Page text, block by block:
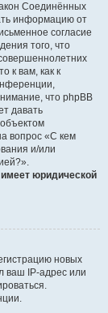
Соединённых
информацию от
согласие
того, что
к вам, как к
что phpBB
давать
вопрос «С кем
и/или
юридической
новых
ваш IP-адрес или